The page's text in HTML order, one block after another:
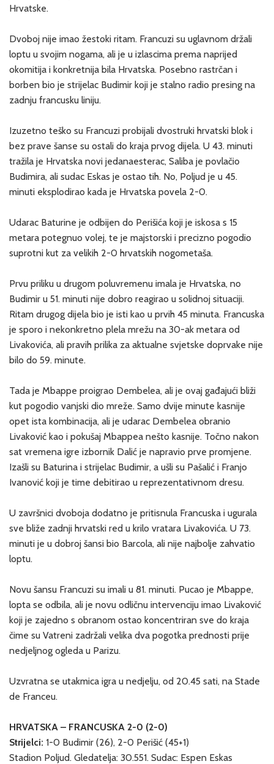
Hrvatske.
Dvoboj nije imao žestoki ritam. Francuzi su uglavnom držali
loptu u svojim nogama, ali je u izlascima prema naprijed
okomitija i konkretnija bila Hrvatska. Posebno rastrčan i
borben bio je strijelac Budimir koji je stalno radio presing na
zadnju francusku liniju.
Izuzetno teško su Francuzi probijali dvostruki hrvatski blok i
bez prave šanse su ostali do kraja prvog dijela. U 43. minuti
tražila je Hrvatska novi jedanaesterac, Saliba je povlačio
Budimira, ali sudac Eskas je ostao tih. No, Poljud je u 45.
minuti eksplodirao kada je Hrvatska povela 2-0.
Udarac Baturine je odbijen do Perišića koji je iskosa s 15
metara potegnuo volej, te je majstorski i precizno pogodio
suprotni kut za velikih 2-0 hrvatskih nogometaša.
Prvu priliku u drugom poluvremenu imala je Hrvatska, no
Budimir u 51. minuti nije dobro reagirao u solidnoj situaciji.
Ritam drugog dijela bio je isti kao u prvih 45 minuta. Francuska
je sporo i nekonkretno plela mrežu na 30-ak metara od
Livakovića, ali pravih prilika za aktualne svjetske doprvake nije
bilo do 59. minute.
Tada je Mbappe proigrao Dembelea, ali je ovaj gađajući bliži
kut pogodio vanjski dio mreže. Samo dvije minute kasnije
opet ista kombinacija, ali je udarac Dembelea obranio
Livaković kao i pokušaj Mbappea nešto kasnije. Točno nakon
sat vremena igre izbornik Dalić je napravio prve promjene.
Izašli su Baturina i strijelac Budimir, a ušli su Pašalić i Franjo
Ivanović koji je time debitirao u reprezentativnom dresu.
U završnici dvoboja dodatno je pritisnula Francuska i ugurala
sve bliže zadnji hrvatski red u krilo vratara Livakovića. U 73.
minuti je u dobroj šansi bio Barcola, ali nije najbolje zahvatio
loptu.
Novu šansu Francuzi su imali u 81. minuti. Pucao je Mbappe,
lopta se odbila, ali je novu odličnu intervenciju imao Livaković
koji je zajedno s obranom ostao koncentriran sve do kraja
čime su Vatreni zadržali velika dva pogotka prednosti prije
nedjeljnog ogleda u Parizu.
Uzvratna se utakmica igra u nedjelju, od 20.45 sati, na Stade
de Franceu.
HRVATSKA – FRANCUSKA 2-0 (2-0)
Strijelci: 1-0 Budimir (26), 2-0 Perišić (45+1)
Stadion Poljud. Gledatelja: 30.551. Sudac: Espen Eskas